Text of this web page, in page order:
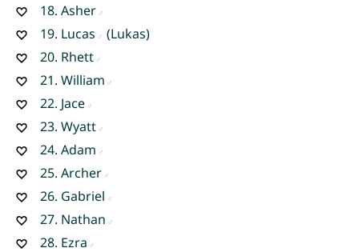
18. Asher
19. Lucas
(Lukas)
20. Rhett
21. William
22. Jace
23. Wyatt
24. Adam
25. Archer
26. Gabriel
27. Nathan
28. Ezra